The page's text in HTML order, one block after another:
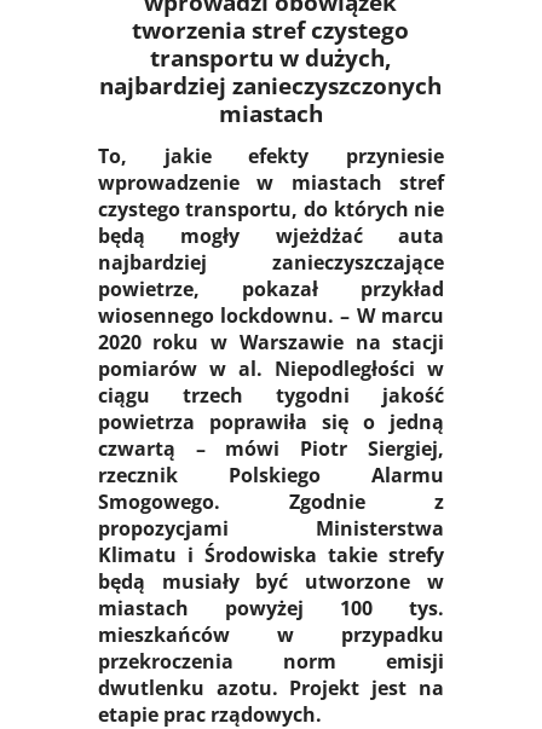
tworzenia stref czystego
transportu w dużych,
najbardziej zanieczyszczonych
miastach
To, jakie efekty przyniesie
wprowadzenie w miastach stref
czystego transportu, do których nie
będą mogły wjeżdżać auta
najbardziej zanieczyszczające
powietrze, pokazał przykład
wiosennego lockdownu. – W marcu
2020 roku w Warszawie na stacji
pomiarów w al. Niepodległości w
ciągu trzech tygodni jakość
powietrza poprawiła się o jedną
czwartą – mówi Piotr Siergiej,
rzecznik Polskiego Alarmu
Smogowego. Zgodnie z
propozycjami Ministerstwa
Klimatu i Środowiska takie strefy
będą musiały być utworzone w
miastach powyżej 100 tys.
mieszkańców w przypadku
przekroczenia norm emisji
dwutlenku azotu. Projekt jest na
etapie prac rządowych.